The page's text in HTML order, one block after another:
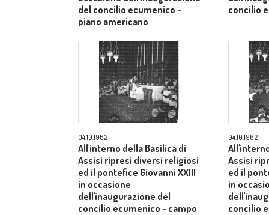
del concilio ecumenico -
piano americano
concilio
04.10.1962
All'interno della Basilica di
Assisi ripresi diversi religiosi
ed il pontefice Giovanni XXIII
in occasione
dell'inaugurazione del
concilio ecumenico - campo
04.10.1962
Assisi
ed il
in
concilio